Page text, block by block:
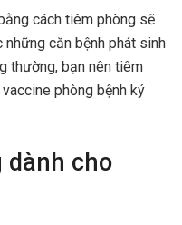
cách tiêm phòng sẽ
căn bệnh phát sinh
thường, bạn nên tiêm
phòng bệnh ký
dành cho